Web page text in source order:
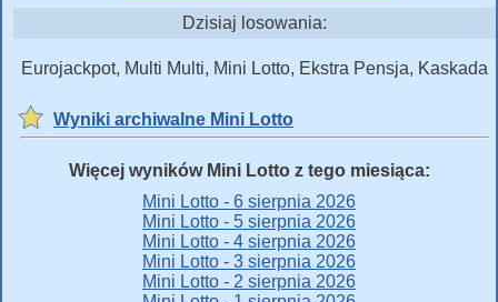
Dzisiaj losowania:
Eurojackpot, Multi Multi, Mini Lotto, Ekstra Pensja, Kaskada
Wyniki archiwalne Mini Lotto
Więcej wyników Mini Lotto z tego miesiąca:
Mini Lotto - 6 sierpnia 2026
Mini Lotto - 5 sierpnia 2026
Mini Lotto - 4 sierpnia 2026
Mini Lotto - 3 sierpnia 2026
Mini Lotto - 2 sierpnia 2026